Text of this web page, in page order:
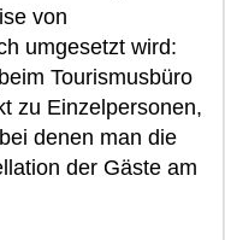
von
umgesetzt wird:
Tourismusbüro
zu Einzelpersonen,
denen man die
der Gäste am